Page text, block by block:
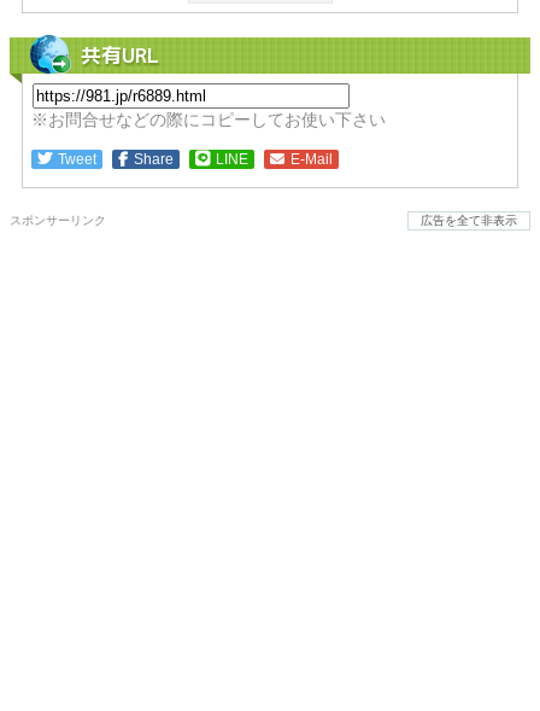
共有URL
※お問合せなどの際にコピーしてお使い下さい
Tweet Share LINE E-Mail
スポンサーリンク 広告を全て非表示